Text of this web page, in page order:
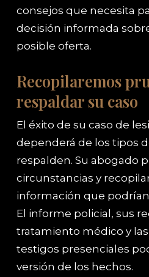
consejos que necesita
decisión informada
posible oferta.
Recopilaremos
respaldar su caso
El éxito de su caso de
dependerá de los tipos
respalden. Su abogado
circunstancias y
información que
El informe policial, sus
tratamiento médico y
testigos presenciales
versión de los hechos.